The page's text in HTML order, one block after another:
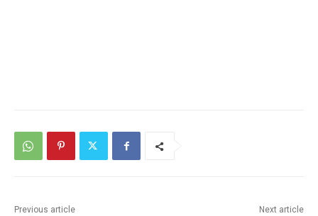
Previous article Next article